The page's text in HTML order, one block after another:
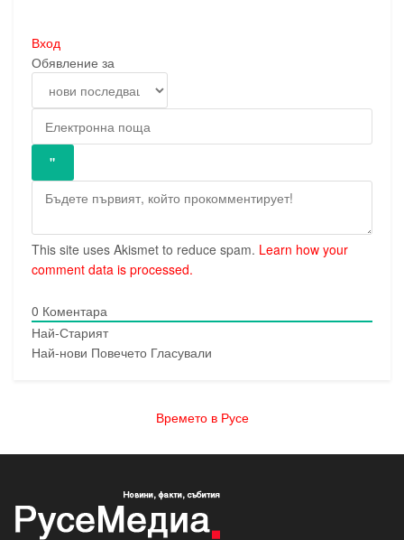
Вход
Обявление за
This site uses Akismet to reduce spam. Learn how your
comment data is processed.
0 Коментара
Най-Старият
Най-нови Повечето Гласували
Времето в Русе